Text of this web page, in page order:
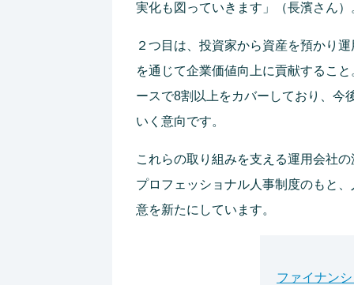
実化も図っていきます」（長濱さん）
２つ目は、投資家から資産を預かり
を通じて企業価値向上に貢献するこ
ースで8割以上をカバーしており、今
いく意向です。
これらの取り組みを支える運用会社
プロフェッショナル人事制度のもと
意を新たにしています。
ファイナン